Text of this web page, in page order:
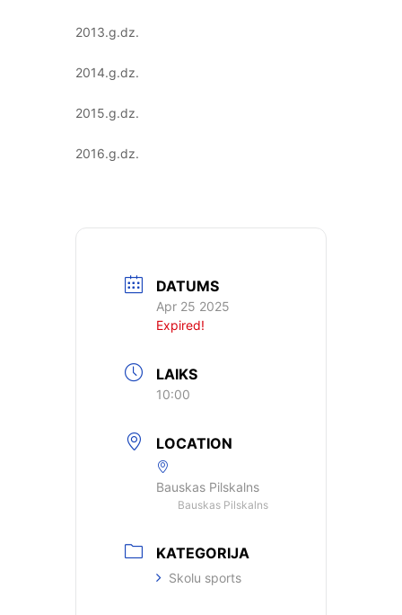
2013.g.dz.
2014.g.dz.
2015.g.dz.
2016.g.dz.
DATUMS
Apr 25 2025
Expired!
LAIKS
10:00
LOCATION
Bauskas Pilskalns
Bauskas Pilskalns
KATEGORIJA
Skolu sports